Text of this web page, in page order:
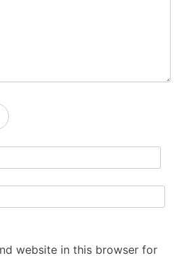
website in this browser for